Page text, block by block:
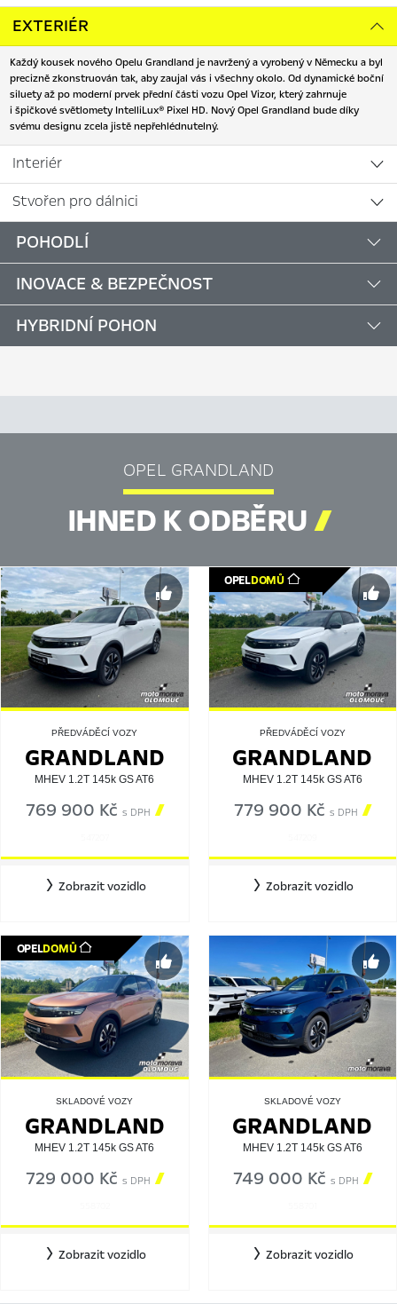
EXTERIÉR
Každý kousek nového Opelu Grandland je navržený a vyrobený v Německu a byl
precizně zkonstruován tak, aby zaujal vás i všechny okolo. Od dynamické boční
siluety až po moderní prvek přední části vozu Opel Vizor, který zahrnuje
i špičkové světlomety IntelliLux® Pixel HD. Nový Opel Grandland bude díky
svému designu zcela jistě nepřehlédnutelný.
Interiér
Stvořen pro dálnici
POHODLÍ
INOVACE & BEZPEČNOST
HYBRIDNÍ POHON
OPEL GRANDLAND
IHNED K ODBĚRU
PŘEDVÁDĚCÍ VOZY
GRANDLAND
MHEV 1.2T 145k GS AT6
769 900 Kč s DPH 
Zobrazit vozidlo
OPELDOMŮ
PŘEDVÁDĚCÍ VOZY
GRANDLAND
MHEV 1.2T 145k GS AT6
779 900 Kč s DPH 
Zobrazit vozidlo
OPELDOMŮ
SKLADOVÉ VOZY
GRANDLAND
MHEV 1.2T 145k GS AT6
729 000 Kč s DPH 
Zobrazit vozidlo
SKLADOVÉ VOZY
GRANDLAND
MHEV 1.2T 145k GS AT6
749 000 Kč s DPH 
Zobrazit vozidlo